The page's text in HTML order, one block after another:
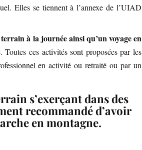
Elles se tiennent à l’annexe de l’UIAD
à la journée ainsi qu’un voyage en
Toutes ces activités sont proposées par les
en activité ou retraité ou par un
s’exerçant dans des
recommandé d’avoir
en montagne.